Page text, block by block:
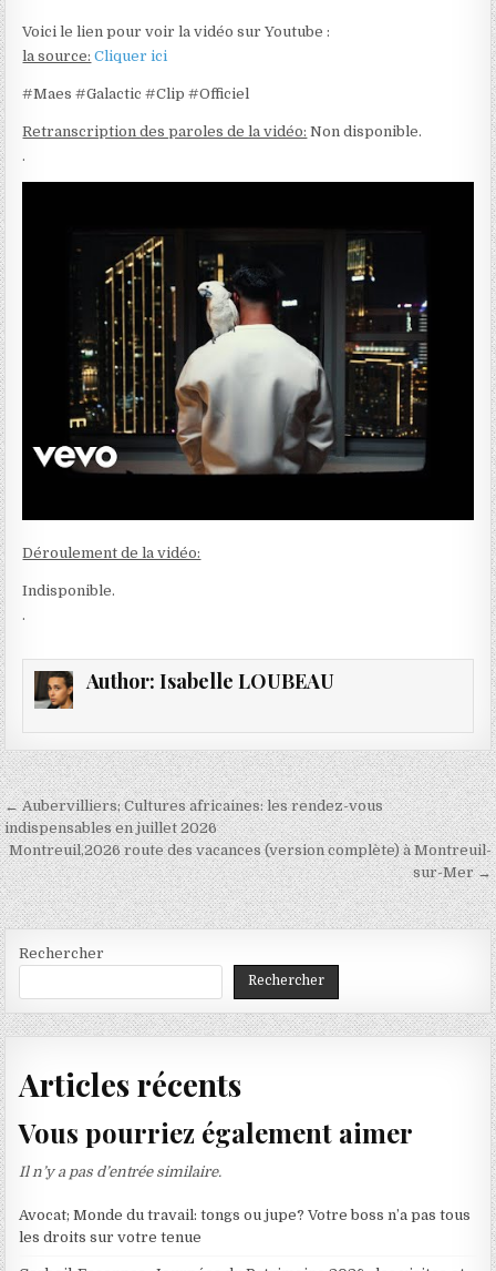
Voici le lien pour voir la vidéo sur Youtube :
la source: Cliquer ici
#Maes #Galactic #Clip #Officiel
Retranscription des paroles de la vidéo: Non disponible.
.
Déroulement de la vidéo:
Indisponible.
.
Author: Isabelle LOUBEAU
Navigation
de
l’article
← Aubervilliers; Cultures africaines: les rendez-vous
indispensables en juillet 2026
Montreuil,2026 route des vacances (version complète) à Montreuil-
sur-Mer →
Rechercher
Rechercher
Articles récents
Vous pourriez également aimer
Il n’y a pas d’entrée similaire.
Avocat; Monde du travail: tongs ou jupe? Votre boss n’a pas tous
les droits sur votre tenue